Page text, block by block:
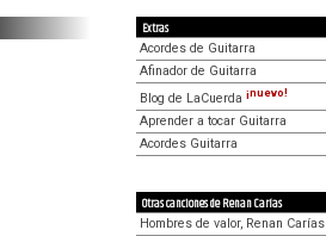
Extras
Acordes de Guitarra
Afinador de Guitarra
Blog de LaCuerda ¡nuevo!
Aprender a tocar Guitarra
Acordes Guitarra
Otras canciones de Renan Carías
Hombres de valor, Renan Carías